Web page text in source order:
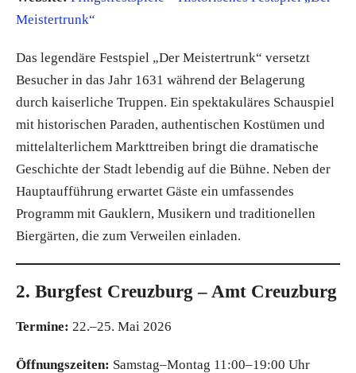
Meistertrunk“
Das legendäre Festspiel „Der Meistertrunk“ versetzt
Besucher in das Jahr 1631 während der Belagerung
durch kaiserliche Truppen. Ein spektakuläres Schauspiel
mit historischen Paraden, authentischen Kostümen und
mittelalterlichem Markttreiben bringt die dramatische
Geschichte der Stadt lebendig auf die Bühne. Neben der
Hauptaufführung erwartet Gäste ein umfassendes
Programm mit Gauklern, Musikern und traditionellen
Biergärten, die zum Verweilen einladen.
2. Burgfest Creuzburg – Amt Creuzburg
Termine: 22.–25. Mai 2026
Öffnungszeiten: Samstag–Montag 11:00–19:00 Uhr